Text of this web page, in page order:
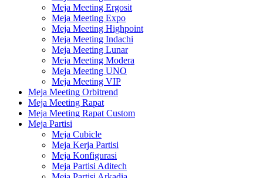
Meja Meeting Ergosit
Meja Meeting Expo
Meja Meeting Highpoint
Meja Meeting Indachi
Meja Meeting Lunar
Meja Meeting Modera
Meja Meeting UNO
Meja Meeting VIP
Meja Meeting Orbitrend
Meja Meeting Rapat
Meja Meeting Rapat Custom
Meja Partisi
Meja Cubicle
Meja Kerja Partisi
Meja Konfigurasi
Meja Partisi Aditech